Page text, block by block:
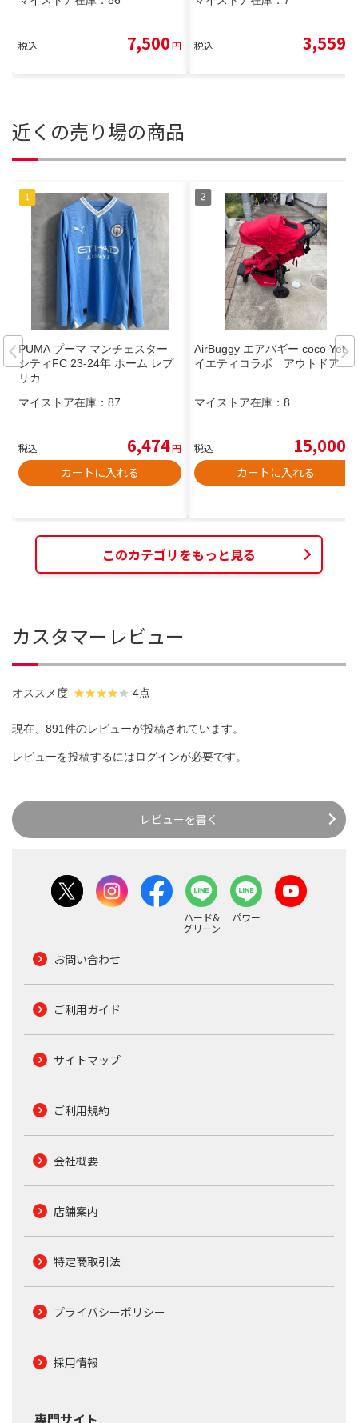
税込 7,500円 税込 3,559
近くの売り場の商品
PUMA プーマ マンチェスター
シティFC 23-24年 ホーム レプ
リカ
マイストア在庫： 87
税込 6,474円
カートに入れる
AirBuggy エアバギー coco Yeti
イエティコラボ アウトドア
マイストア在庫： 8
税込 15,000
カートに入れる
このカテゴリをもっと見る
カスタマーレビュー
オススメ度 4点
現在、891件のレビューが投稿されています。
レビューを投稿するにはログインが必要です。
レビューを書く
ハード&
グリーン
パワー
お問い合わせ
ご利用ガイド
サイトマップ
ご利用規約
会社概要
店舗案内
特定商取引法
プライバシーポリシー
採用情報
専門サイト